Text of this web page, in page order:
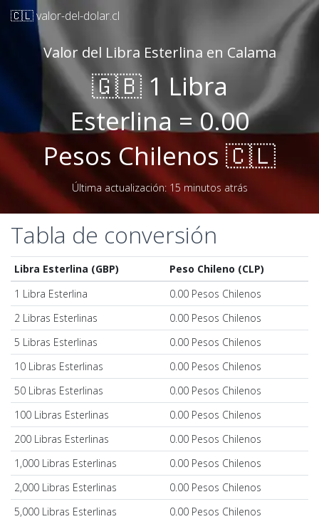
🇨🇱 valor-del-dolar.cl
Valor del Libra Esterlina en Calama
🇬🇧 1 Libra
Esterlina = 0.00
Pesos Chilenos 🇨🇱
Última actualización: 15 minutos atrás
Tabla de conversión
Libra Esterlina (GBP)
Peso Chileno (CLP)
1 Libra Esterlina
0.00 Pesos Chilenos
2 Libras Esterlinas
0.00 Pesos Chilenos
5 Libras Esterlinas
0.00 Pesos Chilenos
10 Libras Esterlinas
0.00 Pesos Chilenos
50 Libras Esterlinas
0.00 Pesos Chilenos
100 Libras Esterlinas
0.00 Pesos Chilenos
200 Libras Esterlinas
0.00 Pesos Chilenos
1,000 Libras Esterlinas
0.00 Pesos Chilenos
2,000 Libras Esterlinas
0.00 Pesos Chilenos
5,000 Libras Esterlinas
0.00 Pesos Chilenos